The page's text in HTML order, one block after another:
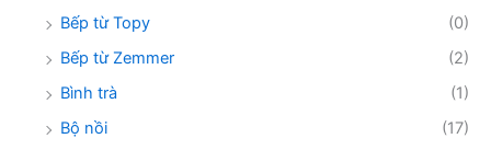
Bếp từ Topy
(0)
Bếp từ Zemmer
(2)
Bình trà
(1)
Bộ nồi
(17)